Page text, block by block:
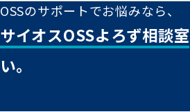
OSSのサポートでお悩みなら、
サイオスOSSよろず相談室
い。